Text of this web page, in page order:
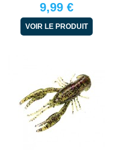
9,99 €
VOIR LE PRODUIT